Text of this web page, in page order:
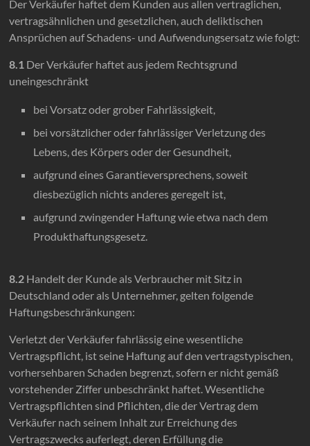
Der Verkäufer haftet dem Kunden aus allen vertraglichen,
vertragsähnlichen und gesetzlichen, auch deliktischen
Ansprüchen auf Schadens- und Aufwendungsersatz wie folgt:
8.1 Der Verkäufer haftet aus jedem Rechtsgrund
uneingeschränkt
bei Vorsatz oder grober Fahrlässigkeit,
bei vorsätzlicher oder fahrlässiger Verletzung des
Lebens, des Körpers oder der Gesundheit,
aufgrund eines Garantieversprechens, soweit
diesbezüglich nichts anderes geregelt ist,
aufgrund zwingender Haftung wie etwa nach dem
Produkthaftungsgesetz.
8.2 Handelt der Kunde als Verbraucher mit Sitz in
Deutschland oder als Unternehmer, gelten folgende
Haftungsbeschränkungen:
Verletzt der Verkäufer fahrlässig eine wesentliche
Vertragspflicht, ist seine Haftung auf den vertragstypischen,
vorhersehbaren Schaden begrenzt, sofern er nicht gemäß
vorstehender Ziffer unbeschränkt haftet. Wesentliche
Vertragspflichten sind Pflichten, die der Vertrag dem
Verkäufer nach seinem Inhalt zur Erreichung des
Vertragszwecks auferlegt, deren Erfüllung die